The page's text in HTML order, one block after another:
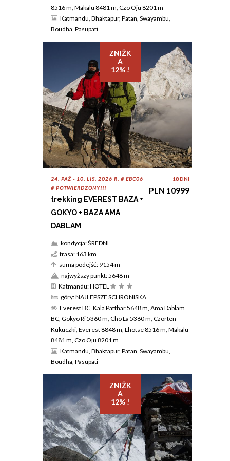
8516 m, Makalu 8481 m, Czo Oju 8201 m
Katmandu, Bhaktapur, Patan, Swayambu,
Boudha, Pasupati
ZNIŻK
A
12% !
24. PAŹ - 10. LIS. 2026 R. # EBC06
# POTWIERDZONY!!!
trekking EVEREST BAZA +
GOKYO + BAZA AMA
DABLAM
18 DNI
PLN 10999
kondycja: ŚREDNI
trasa: 163 km
suma podejść: 9154 m
najwyższy punkt: 5648 m
Katmandu: HOTEL
góry: NAJLEPSZE SCHRONISKA
Everest BC, Kala Patthar 5648 m, Ama Dablam
BC, Gokyo Ri 5360 m, Cho La 5360 m, Czorten
Kukuczki, Everest 8848 m, Lhotse 8516 m, Makalu
8481 m, Czo Oju 8201 m
Katmandu, Bhaktapur, Patan, Swayambu,
Boudha, Pasupati
ZNIŻK
A
12% !